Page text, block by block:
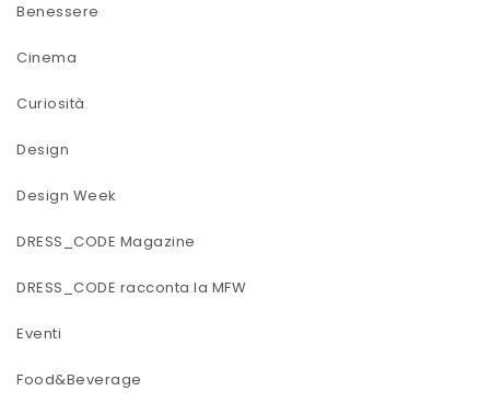
Benessere
Cinema
Curiosità
Design
Design Week
DRESS_CODE Magazine
DRESS_CODE racconta la MFW
Eventi
Food&Beverage